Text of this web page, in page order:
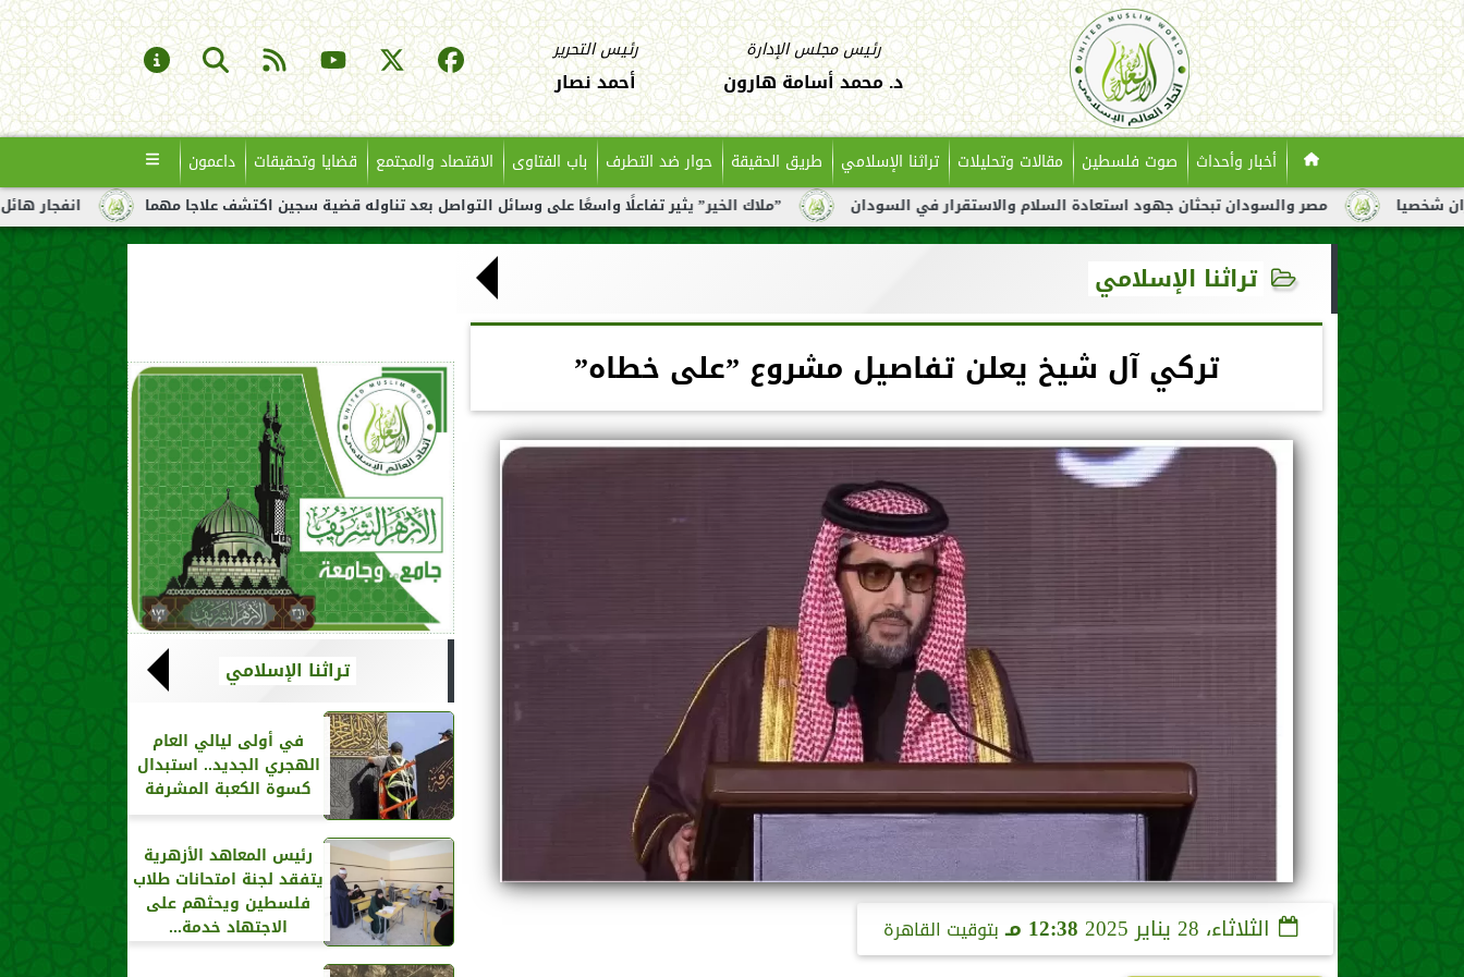
رئيس مجلس الإدارة
د. محمد أسامة هارون
رئيس التحرير
أحمد نصار
أخبار وأحداث صوت فلسطين مقالات وتحليلات تراثنا الإسلامي طريق الحقيقة حوار ضد التطرف باب الفتاوى الاقتصاد والمجتمع قضايا وتحقيقات داعمون
انفجار هائل لناقلة نفط قبالة ”ملاك الخير” يثير تفاعلًا واسعًا على وسائل التواصل بعد تناوله قضية سجين اكتشف علاجا مهما مصر والسودان تبحثان جهود استعادة السلام والاستقرار في السودان
تراثنا الإسلامي
تركي آل شيخ يعلن تفاصيل مشروع ”على خطاه”
الثلاثاء، 28 يناير 2025 12:38 مـ بتوقيت القاهرة
تراثنا الإسلامي
في أولى ليالي العام
الهجري الجديد.. استبدال
كسوة الكعبة المشرفة
رئيس المعاهد الأزهرية
يتفقد لجنة امتحانات طلاب
فلسطين ويحثهم على
الاجتهاد خدمة...